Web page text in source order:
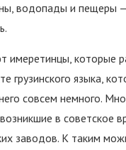
водопады и пещеры
имеретинцы, которые
грузинского языка,
совсем немного.
в советское
заводов. К таким